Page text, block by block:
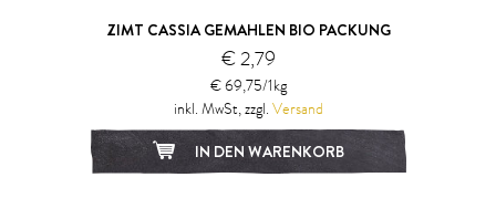
ZIMT CASSIA GEMAHLEN BIO PACKUNG
€ 2,79
€ 69,75/1kg
inkl. MwSt, zzgl. Versand
IN DEN WARENKORB